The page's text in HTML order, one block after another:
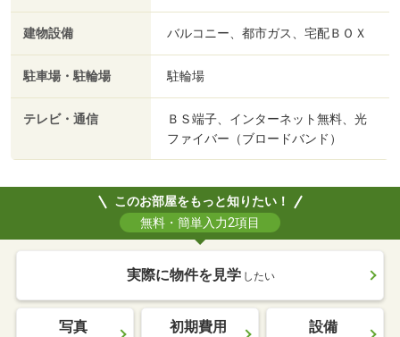
建物設備 バルコニー、都市ガス、宅配ＢＯＸ
駐車場・駐輪場 駐輪場
テレビ・通信
ＢＳ端子、インターネット無料、光
ファイバー（ブロードバンド）
このお部屋をもっと知りたい！
無料・簡単入力2項目
実際に物件を見学 したい
写真 初期費用 設備